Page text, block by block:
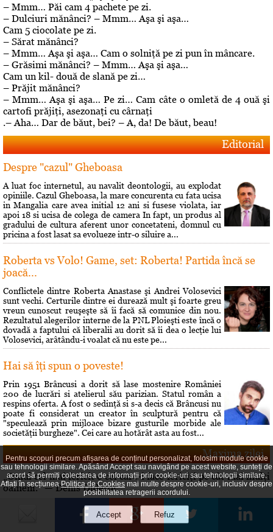
– Mmm… Păi cam 4 pachete pe zi.
– Dulciuri mănânci? – Mmm… Aşa şi aşa…
Cam 5 ciocolate pe zi.
– Sărat mănânci?
– Mmm… Aşa şi aşa… Cam o solniţă pe zi pun în mâncare.
– Grăsimi mănânci? – Mmm… Aşa şi aşa…
Cam un kil- două de slană pe zi…
– Prăjit mănânci?
– Mmm… Aşa şi aşa… Pe zi… Cam câte o omletă de 4 ouă şi
cartofi prăjiţi, asezonaţi cu cârnaţi
.– Aha… Dar de băut, bei? – A, da! De băut, beau!
Editorial
Despre "cazul" Gheboasa
A luat foc internetul, au navalit deontologii, au explodat
opiniile. Cazul Gheboasa, la mare concurenta cu fata ucisa
in Mangalia care avea initial 12 ani si fusese violata, iar
apoi 18 si ucisa de colega de camera In fapt, un produs al
gradului de cultura aferent unor concetateni, domnul cu
pricina a fost lasat sa evolueze intr-o siluire a...
Roberta vs Volo! Game, set: Roberta! Partida încă se
joacă...
Conflictele dintre Roberta Anastase şi Andrei Volosevici
sunt vechi. Certurile dintre ei durează mult şi foarte greu
vreun cunoscut reuşeşte să îi facă să comunice din nou.
Rezultatul alegerilor interne de la PNL Ploieşti este încă o
dovadă a faptului că liberalii au dorit să îi dea o lecţie lui
Volosevici, arâtându-i voalat că nu este pe...
Hai să îţi spun o poveste!
Prin 1951 Brâncusi a dorit să lase mostenire României
200 de lucrări si atelierul său parizian. Statul român a
respins oferta. A fost o sedinţă si s-a decis că Brâncusi nu
poate fi considerat un creator în sculptură pentru că
"speculează prin mijloace bizare gusturile morbide ale
societăţii burgheze". Cei care au hotărât asta au fost...
Maxima zilei
„Omul cel mai fericit e cel care-i face fericiţi pe cât mai mulţi
oameni.” — Denis Diderot
Curs valutar
Pentru scopuri precum afișarea de conținut personalizat, folosim module cookie
sau tehnologii similare. Apăsând Accept sau navigând pe acest website, sunteți de
acord să permiți colectarea de informații prin cookie-uri sau tehnologii similare.
Aflați în secțiuneaPolitica de Cookies mai multe despre cookie-uri, inclusiv despre
posibilitatea retragerii acordului.